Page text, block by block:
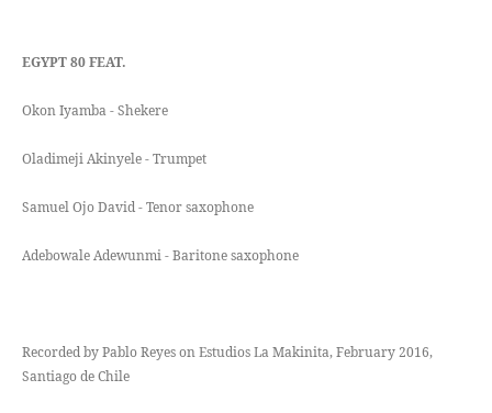
EGYPT 80 FEAT.
Okon Iyamba - Shekere
Oladimeji Akinyele - Trumpet
Samuel Ojo David - Tenor saxophone
Adebowale Adewunmi - Baritone saxophone
Recorded by Pablo Reyes on Estudios La Makinita, February 2016,
Santiago de Chile